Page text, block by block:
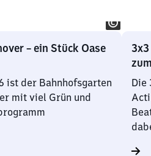
– ein Stück Oase
ist der Bahnhofsgarten
mit viel Grün und
Die